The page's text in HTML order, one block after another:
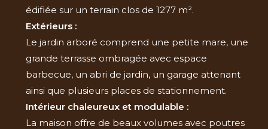
édifiée sur un terrain clos de 1277 m².
Extérieurs :
Le jardin arboré comprend une petite mare, une
grande terrasse ombragée avec espace
barbecue, un abri de jardin, un garage attenant
ainsi que plusieurs places de stationnement.
Intérieur chaleureux et modulable :
La maison offre de beaux volumes avec poutres